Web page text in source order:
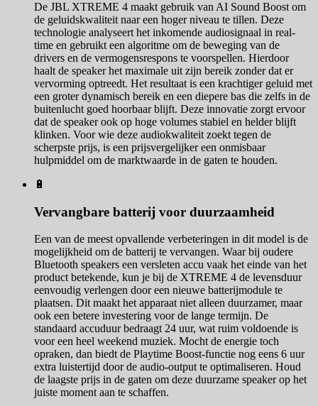
De JBL XTREME 4 maakt gebruik van AI Sound Boost om
de geluidskwaliteit naar een hoger niveau te tillen. Deze
technologie analyseert het inkomende audiosignaal in real-
time en gebruikt een algoritme om de beweging van de
drivers en de vermogensrespons te voorspellen. Hierdoor
haalt de speaker het maximale uit zijn bereik zonder dat er
vervorming optreedt. Het resultaat is een krachtiger geluid met
een groter dynamisch bereik en een diepere bas die zelfs in de
buitenlucht goed hoorbaar blijft. Deze innovatie zorgt ervoor
dat de speaker ook op hoge volumes stabiel en helder blijft
klinken. Voor wie deze audiokwaliteit zoekt tegen de
scherpste prijs, is een prijsvergelijker een onmisbaar
hulpmiddel om de marktwaarde in de gaten te houden.
🔋
Vervangbare batterij voor duurzaamheid
Een van de meest opvallende verbeteringen in dit model is de
mogelijkheid om de batterij te vervangen. Waar bij oudere
Bluetooth speakers een versleten accu vaak het einde van het
product betekende, kun je bij de XTREME 4 de levensduur
eenvoudig verlengen door een nieuwe batterijmodule te
plaatsen. Dit maakt het apparaat niet alleen duurzamer, maar
ook een betere investering voor de lange termijn. De
standaard accuduur bedraagt 24 uur, wat ruim voldoende is
voor een heel weekend muziek. Mocht de energie toch
opraken, dan biedt de Playtime Boost-functie nog eens 6 uur
extra luistertijd door de audio-output te optimaliseren. Houd
de laagste prijs in de gaten om deze duurzame speaker op het
juiste moment aan te schaffen.